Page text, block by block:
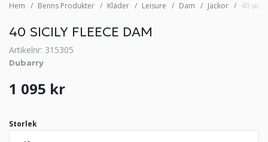
Hem Benns Produkter Kläder Leisure Dam Jackor 40
40 SICILY FLEECE DAM
Artikelnr: 315305
Dubarry
1 095 kr
Storlek